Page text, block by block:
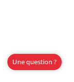
Une question ?